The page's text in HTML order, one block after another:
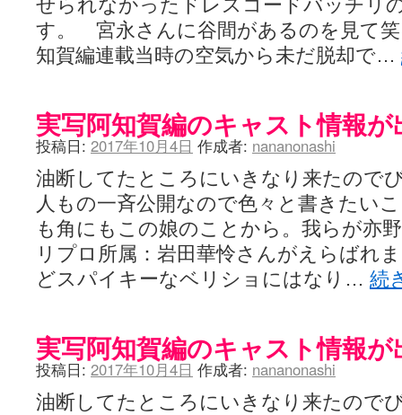
もれ日和 / 一ちゃんのフィギュアと聞いたので (08:30)
読んだらそのままトイレで流して / 【今週の末原ちゃん】咲-Saki-
世紀末麻雀ブログ-じゃんキチ！ / 【咲-saki-】穏乃の良さを俺が「あ
すばらな人生 / 全国編終了！ ところで、すばら先輩はどれくらい出
ぐりーん哩 - 咲-Saki- / ネリー「ネリーはお金が要るの」 (15:00)
花鳥風月 - 咲-Saki- / やえたんイェイ～ (06:09)
電波天文学 - 咲-Saki- / BOOTH (15:19)
Powered by livedoor 相互RSS
せられなかったドレスコードバッチリ
す。 宮永さんに谷間があるのを見て
知賀編連載当時の空気から未だ脱却で…
実写阿知賀編のキャスト情報
投稿日: 2017年10月4日 作成者: nananonashi
油断してたところにいきなり来たので
人もの一斉公開なので色々と書きたい
も角にもこの娘のことから。我らが亦
リプロ所属：岩田華怜さんがえらばれ
どスパイキーなベリショにはなり… 続
実写阿知賀編のキャスト情報
投稿日: 2017年10月4日 作成者: nananonashi
油断してたところにいきなり来たので